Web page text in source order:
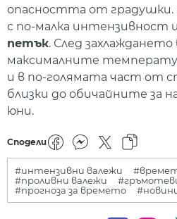
опасността от градушки.
с по-малка интензивност
петък. След захлаждането
максималните
и в по-голямата част от
близки до обичайните за
юни.
Сподели
#интензивни валежи
#проливни валежи
#прогноза за времето